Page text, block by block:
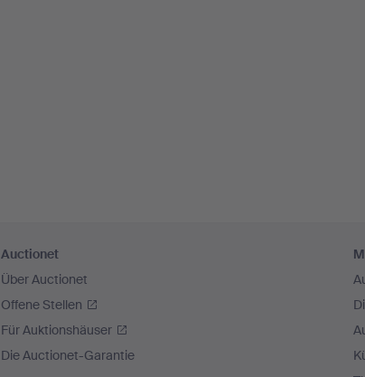
Auctionet
Über Auctionet
Offene Stellen
Für Auktionshäuser
Die Auctionet-Garantie